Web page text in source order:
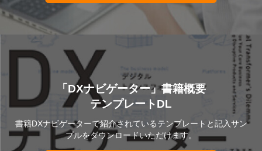
「DXナビゲーター」書籍概要
テンプレートDL
書籍DXナビゲーターで紹介されているテンプレートと記入サン
プルをダウンロードいただけます。